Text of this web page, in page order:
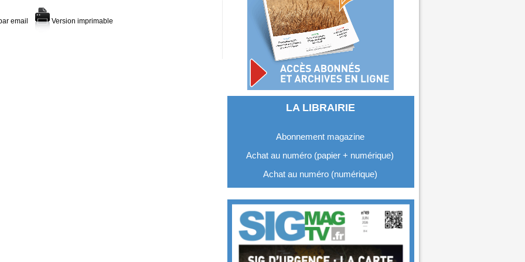
email Version imprimable
LA LIBRAIRIE
Abonnement magazine
Achat au numéro (papier + numérique)
Achat au numéro (numérique)